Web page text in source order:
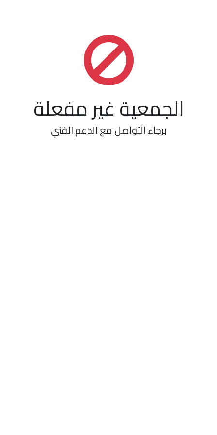
الجمعية غير مفعلة
برجاء التواصل مع الدعم الفني